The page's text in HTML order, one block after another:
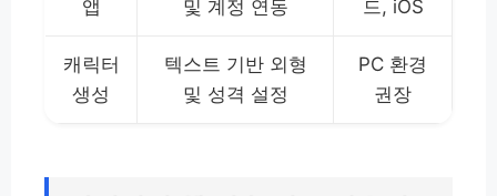
앱
및 계정 연동
드, iOS
캐릭터
생성
텍스트 기반 외형
및 성격 설정
PC 환경
권장